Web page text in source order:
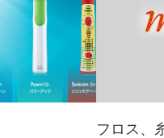
フロス、